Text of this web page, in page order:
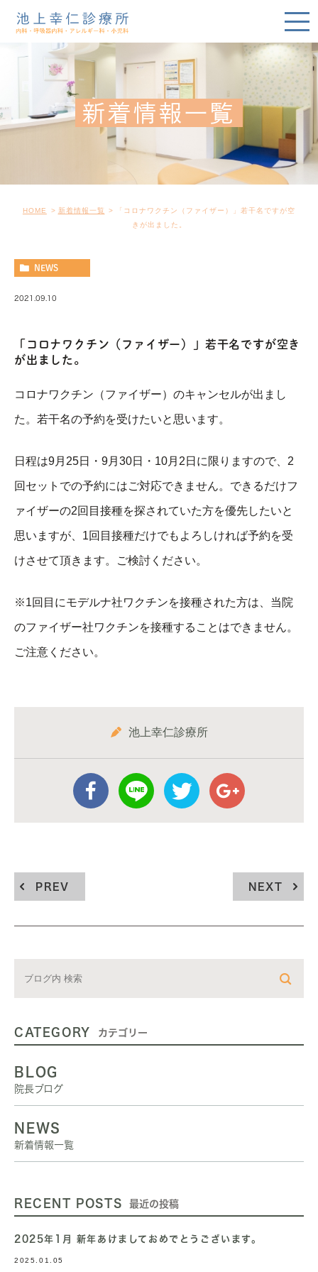
新着情報一覧
HOME 新着情報一覧
「コロナワクチン（ファイザー）」若干名ですが空
きが出ました。
NEWS
2021.09.10
「コロナワクチン（ファイザー）」若干名ですが空き
が出ました。
コロナワクチン（ファイザー）のキャンセルが出まし
た。若干名の予約を受けたいと思います。
日程は9月25日・9月30日・10月2日に限りますので、2
回セットでの予約にはご対応できません。できるだけフ
ァイザーの2回目接種を探されていた方を優先したいと
思いますが、1回目接種だけでもよろしければ予約を受
けさせて頂きます。ご検討ください。
※1回目にモデルナ社ワクチンを接種された方は、当院
のファイザー社ワクチンを接種することはできません。
ご注意ください。
池上幸仁診療所
PREV NEXT
CATEGORY カテゴリー
BLOG
院長ブログ
NEWS
新着情報一覧
RECENT POSTS 最近の投稿
2025年1月 新年あけましておめでとうございます。
2025.01.05